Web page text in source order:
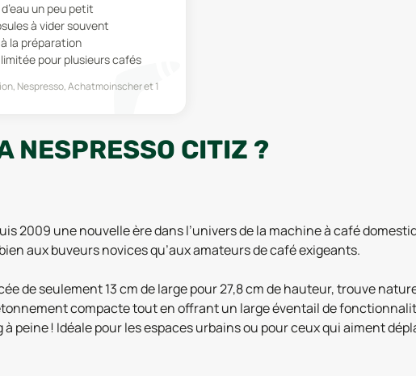
un peu petit
à vider souvent
la préparation
pour plusieurs cafés
Nespresso, Achatmoinscheret 1
NESPRESSO CITIZ ?
2009 une nouvelle ère dans l’univers de la machine à café
aux buveurs novices qu’aux amateurs de café exigeants.
de seulement 13 cm de large pour 27,8 cm de hauteur, trouve
compacte tout en offrant un large éventail de
peine ! Idéale pour les espaces urbains ou pour ceux qui aiment